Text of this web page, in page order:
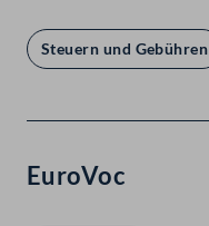
Steuern und Gebühren
EuroVoc